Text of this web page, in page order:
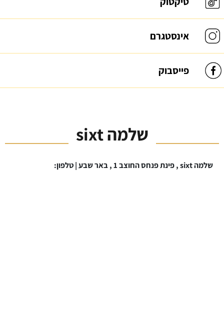
אינסטגרם
פייסבוק
שלמה sixt
שלמה sixt , פינת פנחס החוצב 1 , באר שבע | טלפון: